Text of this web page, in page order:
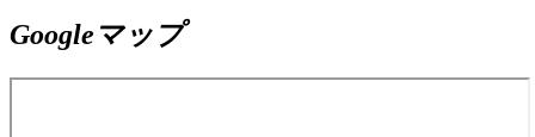
Googleマップ